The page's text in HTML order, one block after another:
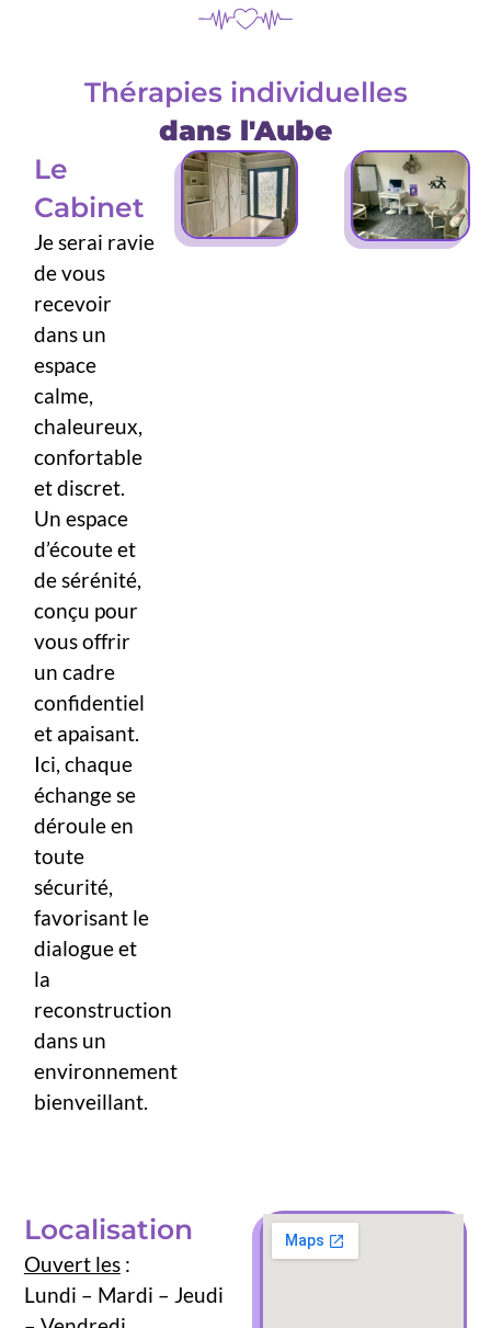
Thérapies individuelles
dans l'Aube
Le
Cabinet
Je serai ravie
de vous
recevoir
dans un
espace
calme,
chaleureux,
confortable
et discret.
Un espace
d’écoute et
de sérénité,
conçu pour
vous offrir
un cadre
confidentiel
et apaisant.
Ici, chaque
échange se
déroule en
toute
sécurité,
favorisant le
dialogue et
la
reconstruction
dans un
environnement
bienveillant.
Localisation
Ouvert les:
Lundi – Mardi – Jeudi